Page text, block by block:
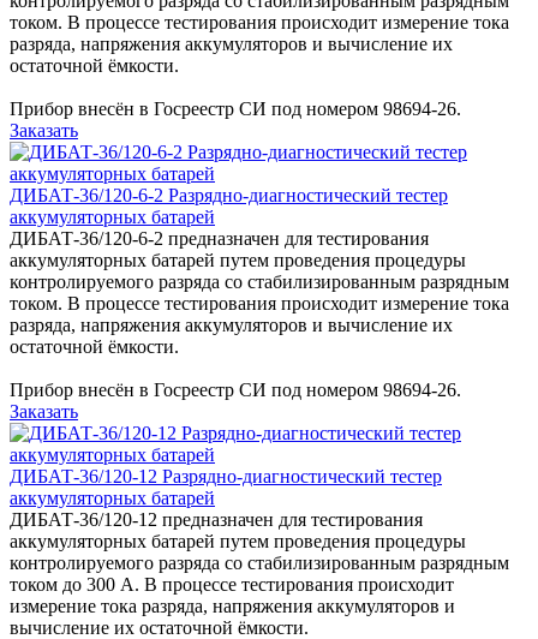
током. В процессе тестирования происходит измерение тока
разряда, напряжения аккумуляторов и вычисление их
остаточной ёмкости.
Прибор внесён в Госреестр СИ под номером 98694-26.
Заказать
ДИБАТ-36/120-6-2 Разрядно-диагностический тестер
аккумуляторных батарей
ДИБАТ-36/120-6-2 предназначен для тестирования
аккумуляторных батарей путем проведения процедуры
контролируемого разряда со стабилизированным разрядным
током. В процессе тестирования происходит измерение тока
разряда, напряжения аккумуляторов и вычисление их
остаточной ёмкости.
Прибор внесён в Госреестр СИ под номером 98694-26.
Заказать
ДИБАТ-36/120-12 Разрядно-диагностический тестер
аккумуляторных батарей
ДИБАТ-36/120-12 предназначен для тестирования
аккумуляторных батарей путем проведения процедуры
контролируемого разряда со стабилизированным разрядным
током до 300 А. В процессе тестирования происходит
измерение тока разряда, напряжения аккумуляторов и
вычисление их остаточной ёмкости.